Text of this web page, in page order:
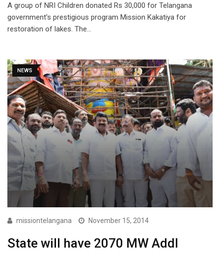
A group of NRI Children donated Rs 30,000 for Telangana
government’s prestigious program Mission Kakatiya for
restoration of lakes. The…
NEWS
missiontelangana November 15, 2014
State will have 2070 MW Addl